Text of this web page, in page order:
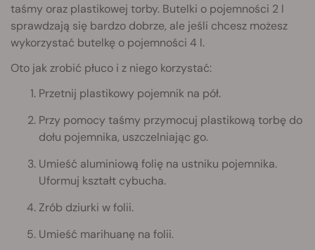
taśmy oraz plastikowej torby. Butelki o pojemności 2 l
sprawdzają się bardzo dobrze, ale jeśli chcesz możesz
wykorzystać butelkę o pojemności 4 l.
Oto jak zrobić płuco i z niego korzystać:
Przetnij plastikowy pojemnik na pół.
Przy pomocy taśmy przymocuj plastikową torbę do
dołu pojemnika, uszczelniając go.
Umieść aluminiową folię na ustniku pojemnika.
Uformuj kształt cybucha.
Zrób dziurki w folii.
Umieść marihuanę na folii.